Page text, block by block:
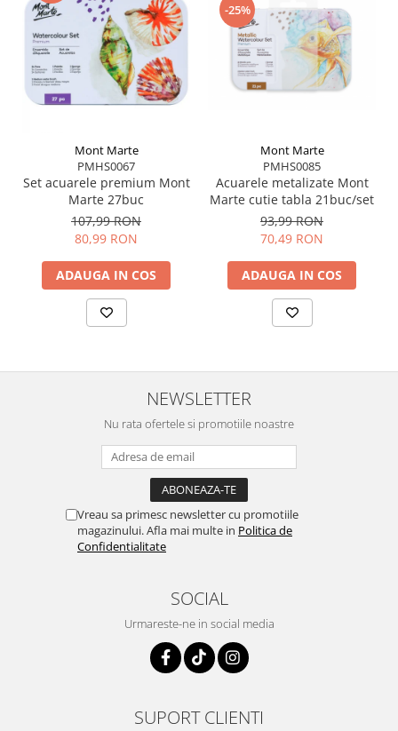
Mont Marte
PMHS0067
Set acuarele premium Mont
Marte 27buc
107,99 RON
80,99 RON
ADAUGA IN COS
-25%
Mont Marte
PMHS0085
Acuarele metalizate Mont
Marte cutie tabla 21buc/set
93,99 RON
70,49 RON
ADAUGA IN COS
NEWSLETTER
Nu rata ofertele si promotiile noastre
Vreau sa primesc newsletter cu promotiile
magazinului. Afla mai multe in Politica de
Confidentialitate
SOCIAL
Urmareste-ne in social media
SUPORT CLIENTI